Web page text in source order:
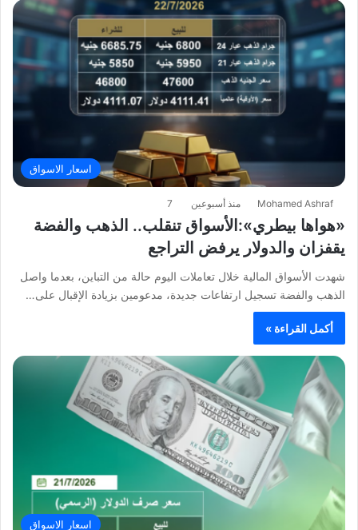
اسعار الاسواق
Mohamed Ashraf منذ أسبوعين 7
«هواها بيطري»:الأسواق تنقلب.. الذهب والفضة
يقفزان والدولار يرفض التراجع
شهدت الأسواق المالية خلال تعاملات اليوم حالة من التباين، بعدما واصل
الذهب والفضة تسجيل ارتفاعات جديدة، مدعومين بزيادة الإقبال على…
أكمل القراءة »
اسعار الاسواق